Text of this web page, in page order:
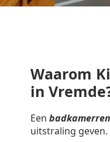
Waarom
in
Een
uitstraling geven.